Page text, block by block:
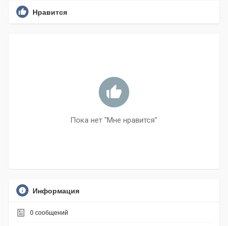
Нравится
Пока нет "Мне нравится"
Информация
0 сообщений